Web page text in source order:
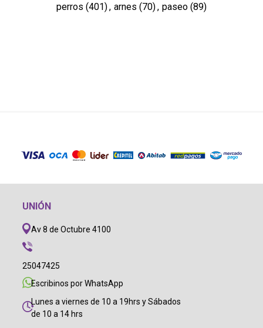
perros (401), arnes (70), paseo (89)
UNIÓN
Av 8 de Octubre 4100
25047425
Escribinos por WhatsApp
Lunes a viernes de 10 a 19hrs y Sábados
de 10 a 14 hrs